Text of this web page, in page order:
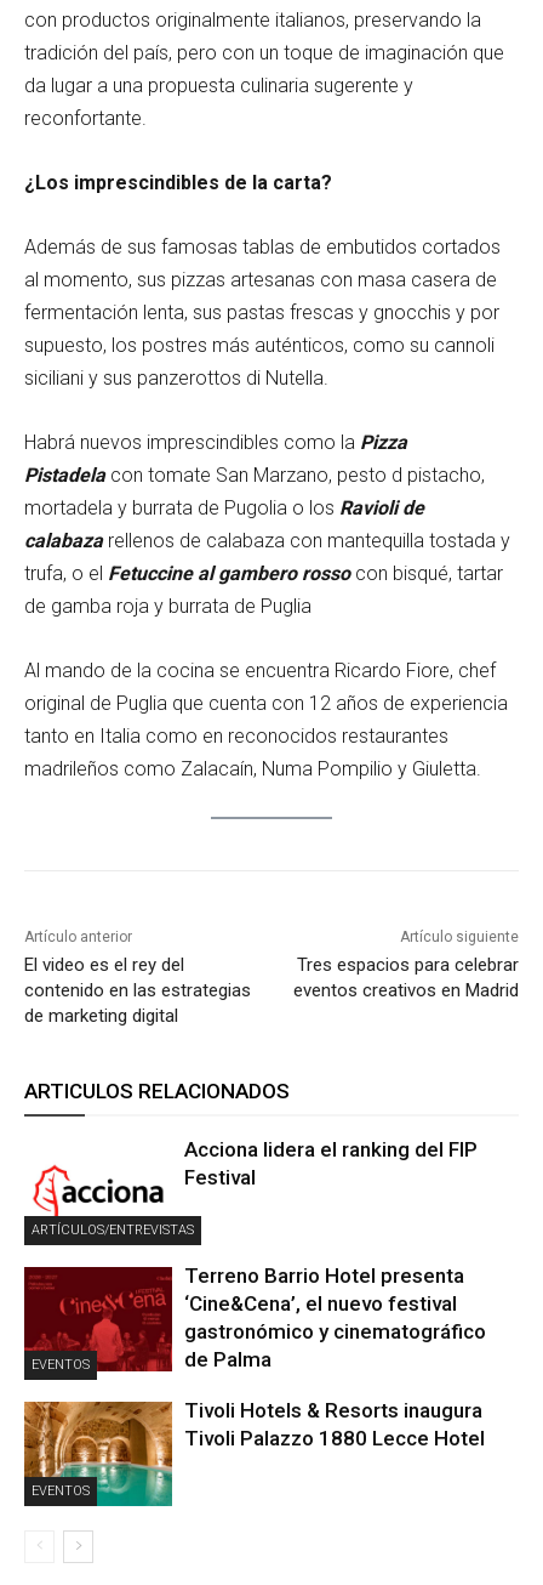
con productos originalmente italianos, preservando la
tradición del país, pero con un toque de imaginación que
da lugar a una propuesta culinaria sugerente y
reconfortante.
¿Los imprescindibles de la carta?
Además de sus famosas tablas de embutidos cortados
al momento, sus pizzas artesanas con masa casera de
fermentación lenta, sus pastas frescas y gnocchis y por
supuesto, los postres más auténticos, como su cannoli
siciliani y sus panzerottos di Nutella.
Habrá nuevos imprescindibles como la Pizza
Pistadela con tomate San Marzano, pesto d pistacho,
mortadela y burrata de Pugolia o los Ravioli de
calabazarellenos de calabaza con mantequilla tostada y
trufa, o el Fetuccine al gambero rossocon bisqué, tartar
de gamba roja y burrata de Puglia
Al mando de la cocina se encuentra Ricardo Fiore, chef
original de Puglia que cuenta con 12 años de experiencia
tanto en Italia como en reconocidos restaurantes
madrileños como Zalacaín, Numa Pompilio y Giuletta.
Artículo anterior
El video es el rey del
contenido en las estrategias
de marketing digital
Artículo siguiente
Tres espacios para celebrar
eventos creativos en Madrid
ARTICULOS RELACIONADOS
ARTÍCULOS/ENTREVISTAS
Acciona lidera el ranking del FIP
Festival
EVENTOS
Terreno Barrio Hotel presenta
‘Cine&Cena’, el nuevo festival
gastronómico y cinematográfico
de Palma
EVENTOS
Tivoli Hotels & Resorts inaugura
Tivoli Palazzo 1880 Lecce Hotel